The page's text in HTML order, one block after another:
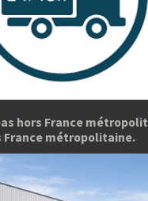
hors France
métropolitaine.